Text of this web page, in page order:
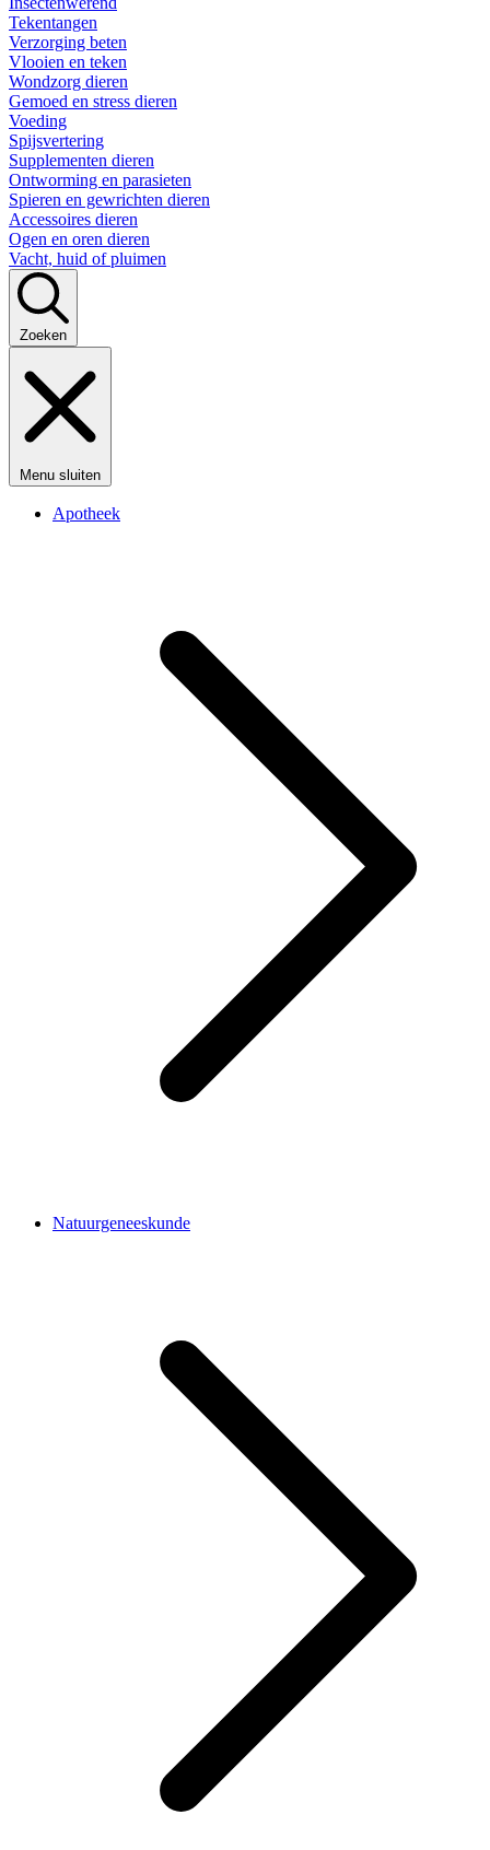
Tekentangen
Verzorging beten
Vlooien en teken
Wondzorg dieren
Gemoed en stress dieren
Voeding
Spijsvertering
Supplementen dieren
Ontworming en parasieten
Spieren en gewrichten dieren
Accessoires dieren
Ogen en oren dieren
Vacht, huid of pluimen
Zoeken
Menu sluiten
Apotheek
Natuurgeneeskunde